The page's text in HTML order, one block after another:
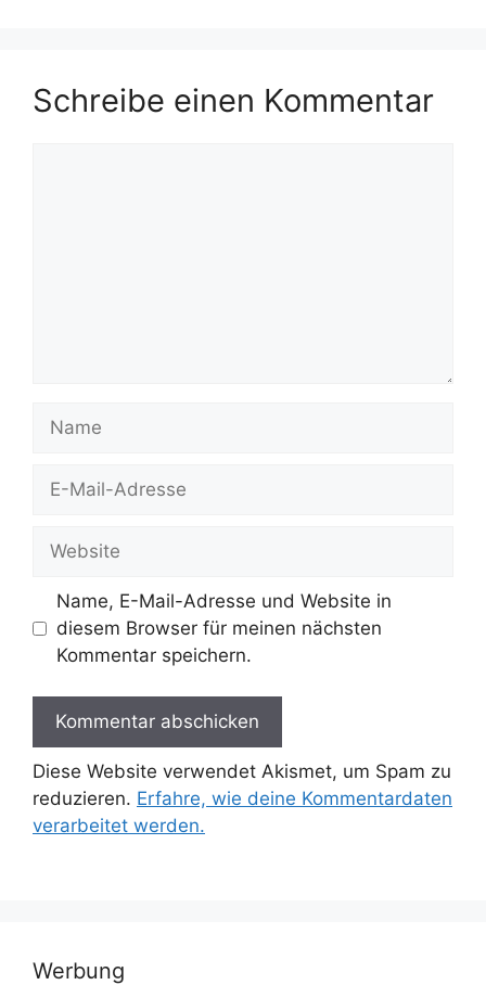
Schreibe einen Kommentar
Mail-
Name, E-Mail-Adresse und Website in
diesem Browser für meinen nächsten
Kommentar speichern.
Diese Website verwendet Akismet, um Spam zu
reduzieren. Erfahre, wie deine Kommentardaten
verarbeitet werden.
Werbung